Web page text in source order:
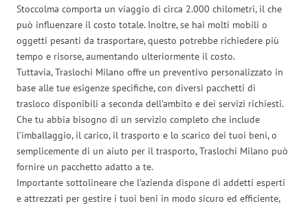
Stoccolma comporta un viaggio di circa 2.000 chilometri, il che
può influenzare il costo totale. Inoltre, se hai molti mobili o
oggetti pesanti da trasportare, questo potrebbe richiedere più
tempo e risorse, aumentando ulteriormente il costo.
Tuttavia, Traslochi Milano offre un preventivo personalizzato in
base alle tue esigenze specifiche, con diversi pacchetti di
trasloco disponibili a seconda dell’ambito e dei servizi richiesti.
Che tu abbia bisogno di un servizio completo che include
l’imballaggio, il carico, il trasporto e lo scarico dei tuoi beni, o
semplicemente di un aiuto per il trasporto, Traslochi Milano può
fornire un pacchetto adatto a te.
Importante sottolineare che l’azienda dispone di addetti esperti
e attrezzati per gestire i tuoi beni in modo sicuro ed efficiente,